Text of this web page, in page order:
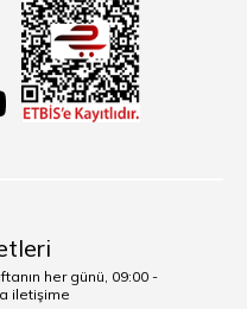
her günü, 09:00 -
iletişime